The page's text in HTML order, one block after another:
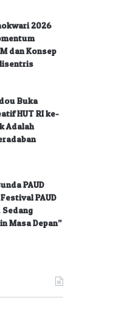
2026
dan Konsep
Buka
HUT RI ke-
Adalah
PAUD
PAUD
Masa Depan”